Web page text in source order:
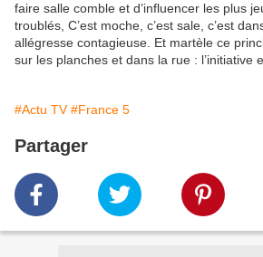
faire salle comble et d’influencer les plus
troublés, C’est moche, c’est sale, c’est
allégresse contagieuse. Et martèle ce
sur les planches et dans la rue : l’initiative
#Actu TV #France 5
Partager